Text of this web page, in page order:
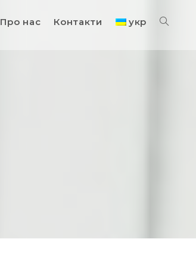
Про нас Контакти укр